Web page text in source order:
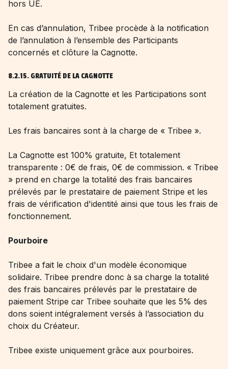
hors UE.
En cas d’annulation, Tribee procède à la notification
de l’annulation à l’ensemble des Participants
concernés et clôture la Cagnotte.
8.2.15. GRATUITÉ DE LA CAGNOTTE
La création de la Cagnotte et les Participations sont
totalement gratuites.
Les frais bancaires sont à la charge de « Tribee ».
La Cagnotte est 100% gratuite, Et totalement
transparente : 0€ de frais, 0€ de commission. « Tribee
» prend en charge la totalité des frais bancaires
prélevés par le prestataire de paiement Stripe et les
frais de vérification d'identité ainsi que tous les frais de
fonctionnement.
Pourboire
Tribee a fait le choix d'un modèle économique
solidaire. Tribee prendre donc à sa charge la totalité
des frais bancaires prélevés par le prestataire de
paiement Stripe car Tribee souhaite que les 5% des
dons soient intégralement versés à l’association du
choix du Créateur.
Tribee existe uniquement grâce aux pourboires.